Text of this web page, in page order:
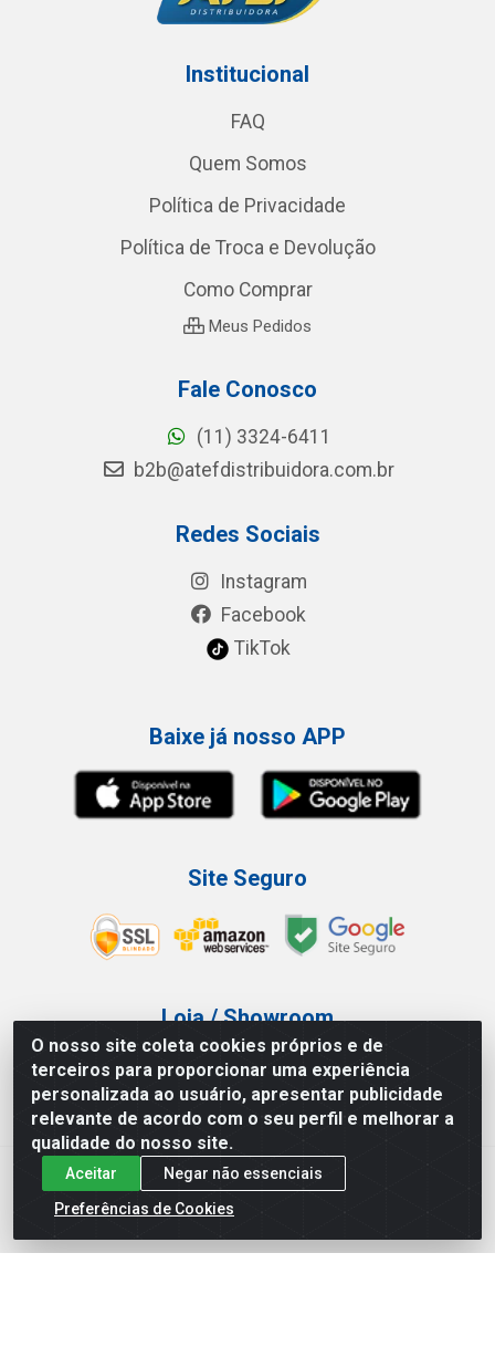
O nosso site coleta cookies próprios e de
terceiros para proporcionar uma experiência
personalizada ao usuário, apresentar publicidade
relevante de acordo com o seu perfil e melhorar a
qualidade do nosso site.
Aceitar
Negar não essenciais
Preferências de Cookies
Institucional
FAQ
Quem Somos
Política de Privacidade
Política de Troca e Devolução
Como Comprar
Meus Pedidos
Fale Conosco
(11) 3324-6411
b2b@atefdistribuidora.com.br
Redes Sociais
Instagram
Facebook
TikTok
Baixe já nosso APP
Site Seguro
Loja / Showroom
Tel.: (11) 3227-0546
Av Vautier, 587/597 - Pari - São Paulo/SP
Atef Distribuidora LTDA - Av. Vautier, 585/597 - Pari - São
Paulo/SP - CEP 03.032-000 - CNPJ 27.717.135/0001-29